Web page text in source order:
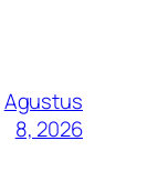
Agustus
8, 2026